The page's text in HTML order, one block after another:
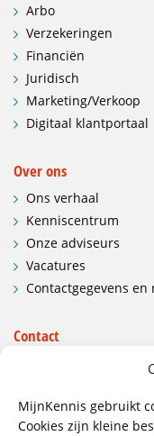
MijnKennis gebruikt
Cookies zijn kleine
Arbo
Verzekeringen
Financiën
Juridisch
Marketing/Verkoop
Digitaal klantportaal
Over ons
Ons verhaal
Kenniscentrum
Onze adviseurs
Vacatures
Contactgegevens en
Contact
Wij hebben
085 - 485 4111